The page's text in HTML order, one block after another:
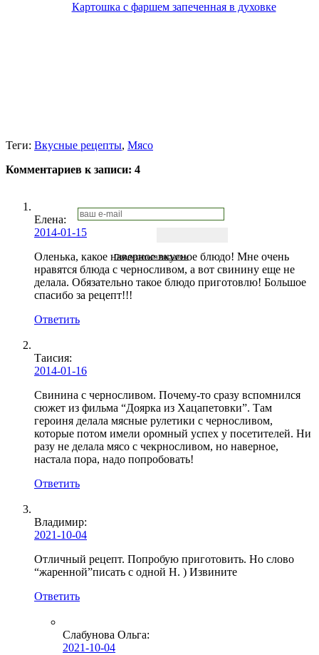
Картошка с фаршем запеченная в духовке
Подписаться письмом
Теги: Вкусные рецепты, Мясо
Комментариев к записи: 4
Елена:
2014-01-15
Оленька, какое наверное вкусное блюдо! Мне очень
нравятся блюда с черносливом, а вот свинину еще не
делала. Обязательно такое блюдо приготовлю! Большое
спасибо за рецепт!!!
Ответить
Таисия:
2014-01-16
Свинина с черносливом. Почему-то сразу вспомнился
сюжет из фильма “Доярка из Хацапетовки”. Там
героиня делала мясные рулетики с черносливом,
которые потом имели оромный успех у посетителей. Ни
разу не делала мясо с чекрносливом, но наверное,
настала пора, надо попробовать!
Ответить
Владимир:
2021-10-04
Отличный рецепт. Попробую приготовить. Но слово
“жаренной”писать с одной Н. ) Извините
Ответить
Слабунова Ольга:
2021-10-04